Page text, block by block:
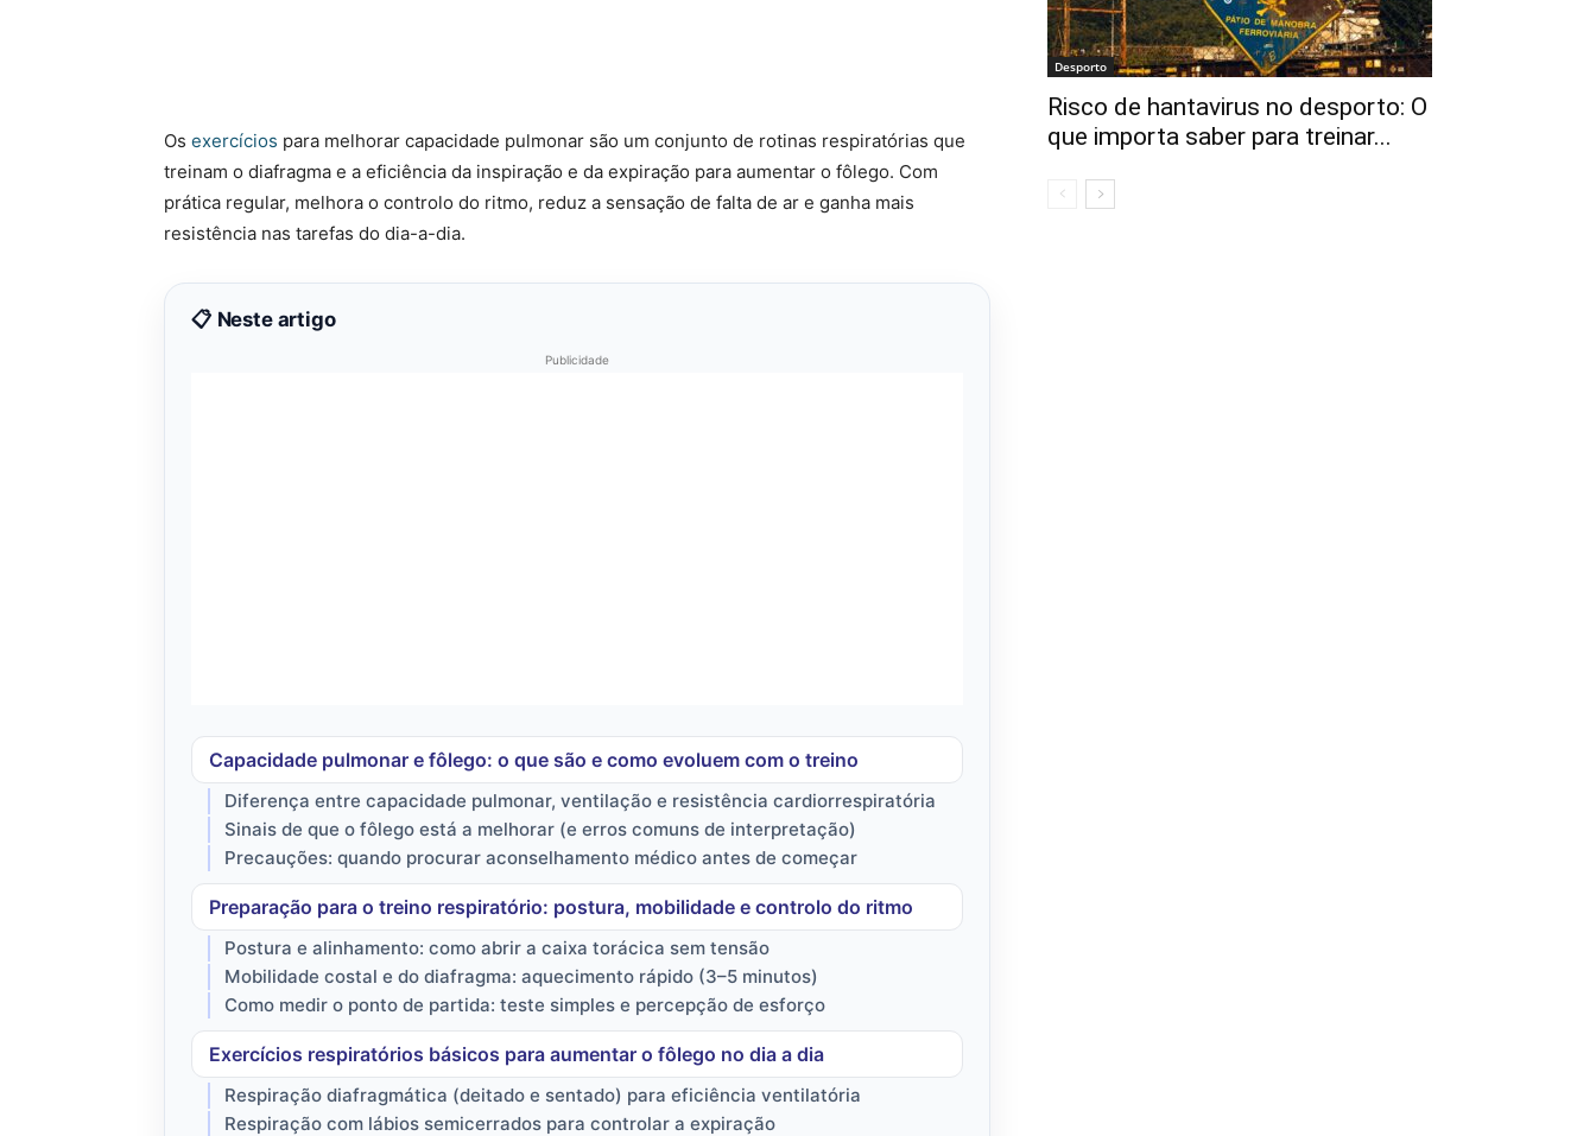
Os exercícios para melhorar capacidade pulmonar são um conjunto de rotinas respiratórias que
treinam o diafragma e a eficiência da inspiração e da expiração para aumentar o fôlego. Com
prática regular, melhora o controlo do ritmo, reduz a sensação de falta de ar e ganha mais
resistência nas tarefas do dia-a-dia.
📋 Neste artigo
Publicidade
Capacidade pulmonar e fôlego: o que são e como evoluem com o treino
Diferença entre capacidade pulmonar, ventilação e resistência cardiorrespiratória
Sinais de que o fôlego está a melhorar (e erros comuns de interpretação)
Precauções: quando procurar aconselhamento médico antes de começar
Preparação para o treino respiratório: postura, mobilidade e controlo do ritmo
Postura e alinhamento: como abrir a caixa torácica sem tensão
Mobilidade costal e do diafragma: aquecimento rápido (3–5 minutos)
Como medir o ponto de partida: teste simples e percepção de esforço
Exercícios respiratórios básicos para aumentar o fôlego no dia a dia
Respiração diafragmática (deitado e sentado) para eficiência ventilatória
Respiração com lábios semicerrados para controlar a expiração
Desporto
Risco de hantavirus no desporto: O
que importa saber para treinar...